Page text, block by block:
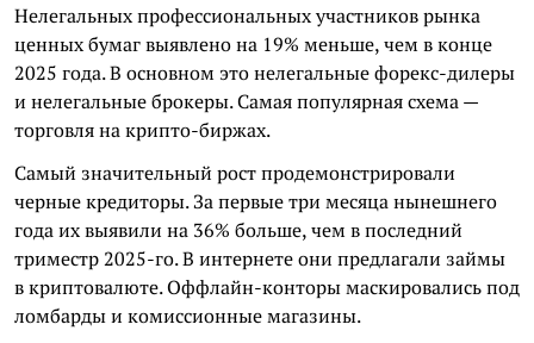
Нелегальных профессиональных участников рынка
ценных бумаг выявлено на 19% меньше, чем в конце
2025 года. В основном это нелегальные форекс-дилеры
и нелегальные брокеры. Самая популярная схема —
торговля на крипто-биржах.
Самый значительный рост продемонстрировали
черные кредиторы. За первые три месяца нынешнего
года их выявили на 36% больше, чем в последний
триместр 2025-го. В интернете они предлагали займы
в криптовалюте. Оффлайн-конторы маскировались под
ломбарды и комиссионные магазины.